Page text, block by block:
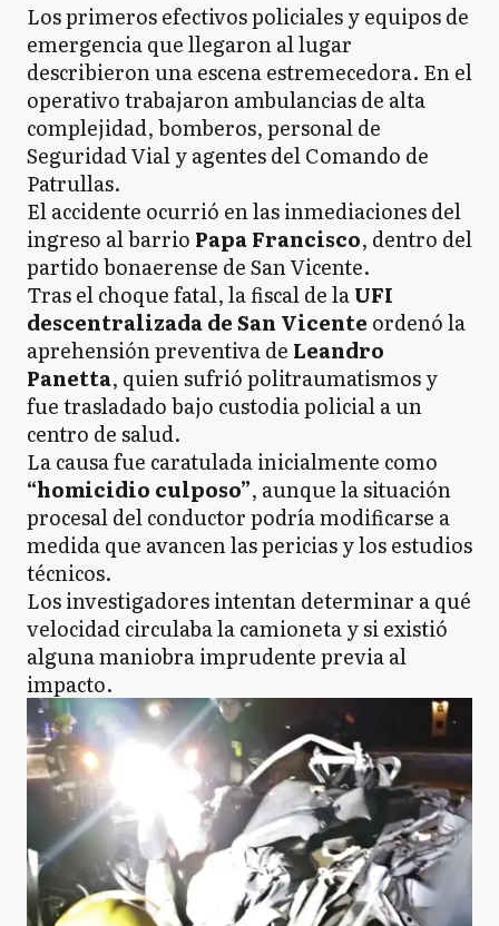
Los primeros efectivos policiales y equipos de
emergencia que llegaron al lugar
describieron una escena estremecedora. En el
operativo trabajaron ambulancias de alta
complejidad, bomberos, personal de
Seguridad Vial y agentes del Comando de
Patrullas.
El accidente ocurrió en las inmediaciones del
ingreso al barrio Papa Francisco, dentro del
partido bonaerense de San Vicente.
Tras el choque fatal, la fiscal de laUFI
descentralizada de San Vicente ordenó la
aprehensión preventiva de Leandro
Panetta, quien sufrió politraumatismos y
fue trasladado bajo custodia policial a un
centro de salud.
La causa fue caratulada inicialmente como
“homicidio culposo”, aunque la situación
procesal del conductor podría modificarse a
medida que avancen las pericias y los estudios
técnicos.
Los investigadores intentan determinar a qué
velocidad circulaba la camioneta y si existió
alguna maniobra imprudente previa al
impacto.